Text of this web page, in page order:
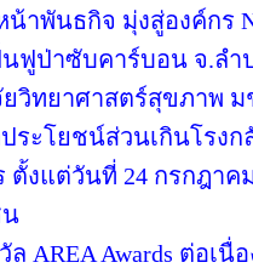
าพันธกิจ มุ่งสู่องค์กร
ฟื้นฟูป่าซับคาร์บอน จ.ล
วิทยาศาสตร์สุขภาพ ม
ระโยชน์ส่วนเกินโรง
ตั้งแต่วันที่ 24 กรกฎาค
น
ล AREA Awards ต่อเ